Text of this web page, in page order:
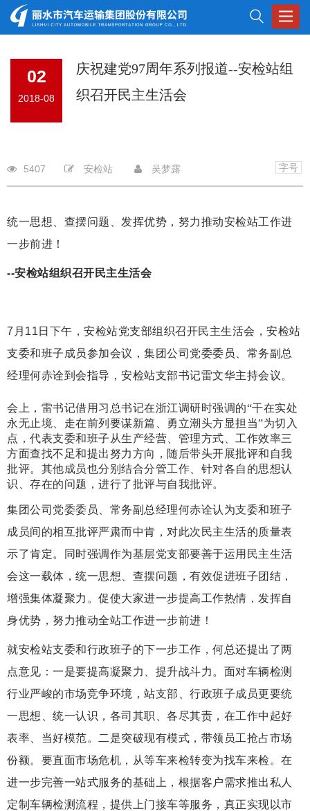
Toggle
庆祝建党97周年系列报道--安检站组
织召开民主生活会
02
2018-08
5407 安检站 吴梦露 字号
统一思想、查摆问题、发挥优势，努力推动安检站工作进
一步前进！
--安检站组织召开民主生活会
7 月 11 日 下午，安检站党支部组织召开民主生活会，安检站
支委和班子成员参加会议， 集团公司党委委员、常务副总
经理何赤诠到会指导，安检站支部书记雷文华主持会议。
会上，雷书记借用习总书记在浙江调研时强调的“干在实处
永无止境、走在前列要谋新篇、勇立潮头方显担当”为切入
点，代表支委和班子从生产经营、管理方式、工作效率三
方面查找不足和提出努力方向，随后带头开展批评和自我
批评。其他成员也分别结合分管工作、针对各自的思想认
识、存在的问题，进行了批评与自我批评。
集团公司党委委员、常务副总经理何赤诠认为支委和班子
成员间的相互批评严肃而中肯， 对此次民主生活的质量表
示了肯定。
同时强调作为基层党支部要善于运用民主生活
会这一载体，统一思想、查摆问题， 有效促进班子团结，
增强集体凝聚力。促使大家进一步提高工作热情，发挥自
身优势，努力推动全站工作进一步前进！
就安检站支委和行政班子的下一步工作，何总还提出了两
点意见：一是要提高凝聚力、提升战斗力。面对车辆检测
行业严峻的市场竞争环境， 站支部、行政班子成员更要统
一思想、统一认识， 各司其职、各尽其责， 在工作中起好
表率、当好模范。
二是突破现有模式，带领员工抢占市场
份额。要直面市场危机，从等车来检转变为找车来检。在
进一步完善一站式服务的基础上， 根据客户需求推出私人
定制车辆检测流程，提供上门接车等服务，真正实现以市